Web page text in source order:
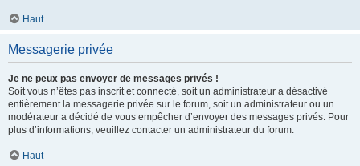
Haut
Messagerie privée
Je ne peux pas envoyer de messages privés !
Soit vous n’êtes pas inscrit et connecté, soit un administrateur a désactivé
entièrement la messagerie privée sur le forum, soit un administrateur ou un
modérateur a décidé de vous empêcher d’envoyer des messages privés. Pour
plus d’informations, veuillez contacter un administrateur du forum.
Haut